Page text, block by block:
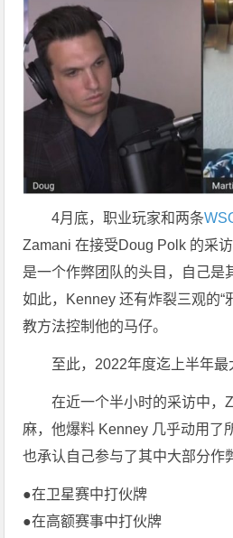
4月底，职业玩家和两条
Zamani 在接受Doug Polk 的采
是一个作弊团队的头目，自己是
如此，Kenney 还有炸裂三观的“
教方法控制他的马仔。
至此，2022年度迄上半年最
在近一个半小时的采访中，
麻，他爆料 Kenney 几乎动用了
也承认自己参与了其中大部分作
●在卫星赛中打伙牌
●在高额赛事中打伙牌